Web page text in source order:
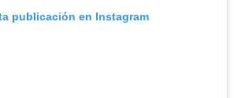
publicación en Instagram